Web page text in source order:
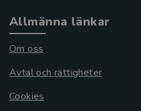
Allmänna länkar
Om oss
Avtal och rättigheter
Cookies